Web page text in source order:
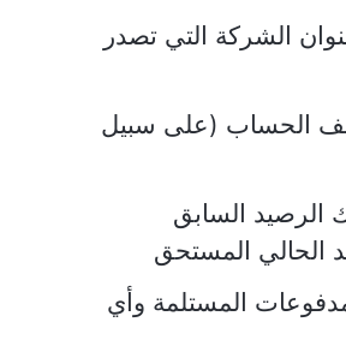
الشركة التي تصدر
الحساب (على سبيل
السابق
الحالي المستحق
المستلمة وأي